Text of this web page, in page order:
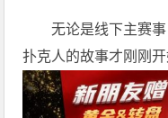
无论是线下主赛
扑克人的故事才刚刚开